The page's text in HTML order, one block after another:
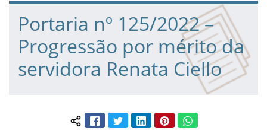
Fim da navegação
Início do conteúdo
Portaria nº 125/2022 –
Progressão por mérito da
servidora Renata Ciello
Compartilhar conteúdo:
FacebookTwitterLinkedInPinterestWhatsApp